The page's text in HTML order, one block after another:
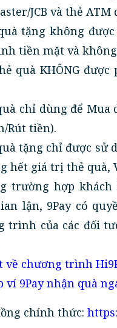
JCB và thẻ ATM
tặng không
tiền mặt và
quà KHÔNG
chỉ dùng để Mua
Rút tiền).
tặng chỉ được sử
hết giá trị thẻ quà,
trường hợp
lận, 9Pay có
trình của các đối
về chương trình
ví 9Pay nhận quà
chính thức: